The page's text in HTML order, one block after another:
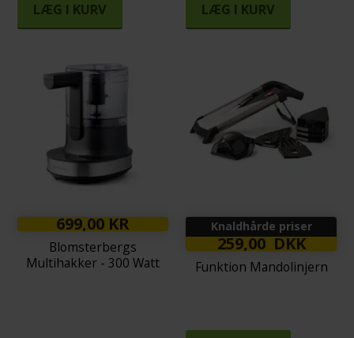
LÆG I KURV LÆG I KURV
699,00 KR
Blomsterbergs
Multihakker - 300 Watt
Knaldhårde priser
259,00 DKK
Funktion Mandolinjern